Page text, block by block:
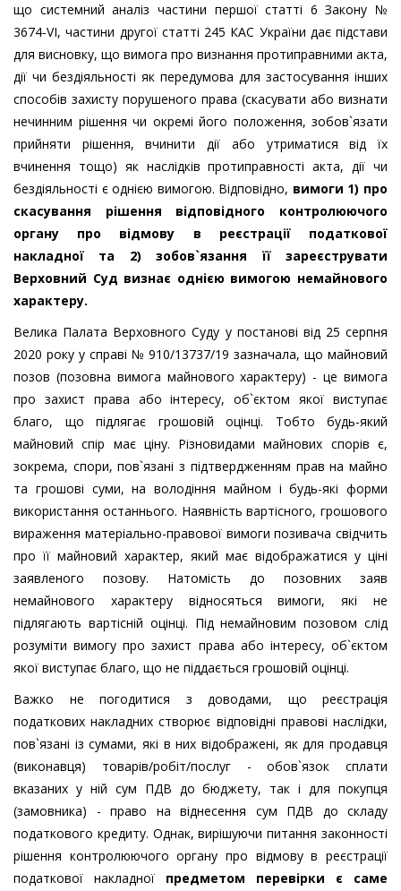
що системний аналіз частини першої статті 6 Закону №
3674-VI, частини другої статті 245 КАС України дає підстави
для висновку, що вимога про визнання протиправними акта,
дії чи бездіяльності як передумова для застосування інших
способів захисту порушеного права (скасувати або визнати
нечинним рішення чи окремі його положення, зобов`язати
прийняти рішення, вчинити дії або утриматися від їх
вчинення тощо) як наслідків протиправності акта, дії чи
бездіяльності є однією вимогою. Відповідно, вимоги 1) про
скасування рішення відповідного контролюючого
органу про відмову в реєстрації податкової
накладної та 2) зобов`язання її зареєструвати
Верховний Суд визнає однією вимогою немайнового
характеру.
Велика Палата Верховного Суду у постанові від 25 серпня
2020 року у справі № 910/13737/19 зазначала, що майновий
позов (позовна вимога майнового характеру) - це вимога
про захист права або інтересу, об`єктом якої виступає
благо, що підлягає грошовій оцінці. Тобто будь-який
майновий спір має ціну. Різновидами майнових спорів є,
зокрема, спори, пов`язані з підтвердженням прав на майно
та грошові суми, на володіння майном і будь-які форми
використання останнього. Наявність вартісного, грошового
вираження матеріально-правової вимоги позивача свідчить
про її майновий характер, який має відображатися у ціні
заявленого позову. Натомість до позовних заяв
немайнового характеру відносяться вимоги, які не
підлягають вартісній оцінці. Під немайновим позовом слід
розуміти вимогу про захист права або інтересу, об`єктом
якої виступає благо, що не піддається грошовій оцінці.
Важко не погодитися з доводами, що реєстрація
податкових накладних створює відповідні правові наслідки,
пов`язані із сумами, які в них відображені, як для продавця
(виконавця) товарів/робіт/послуг - обов`язок сплати
вказаних у ній сум ПДВ до бюджету, так і для покупця
(замовника) - право на віднесення сум ПДВ до складу
податкового кредиту. Однак, вирішуючи питання законності
рішення контролюючого органу про відмову в реєстрації
податкової накладної предметом перевірки є саме